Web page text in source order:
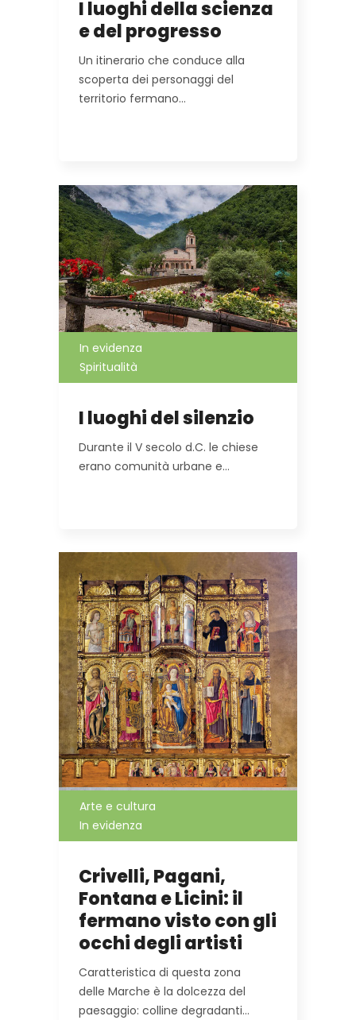
I luoghi della scienza
e del progresso
Un itinerario che conduce alla
scoperta dei personaggi del
territorio fermano…
In evidenza
Spiritualità
I luoghi del silenzio
Durante il V secolo d.C. le chiese
erano comunità urbane e…
Arte e cultura
In evidenza
Crivelli, Pagani,
Fontana e Licini: il
fermano visto con gli
occhi degli artisti
Caratteristica di questa zona
delle Marche è la dolcezza del
paesaggio: colline degradanti…